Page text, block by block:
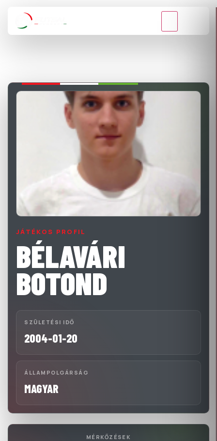
JÁTÉKOS PROFIL
BÉLAVÁRI
BOTOND
SZÜLETÉSI IDŐ
2004-01-20
ÁLLAMPOLGÁRSÁG
MAGYAR
MÉRKŐZÉSEK